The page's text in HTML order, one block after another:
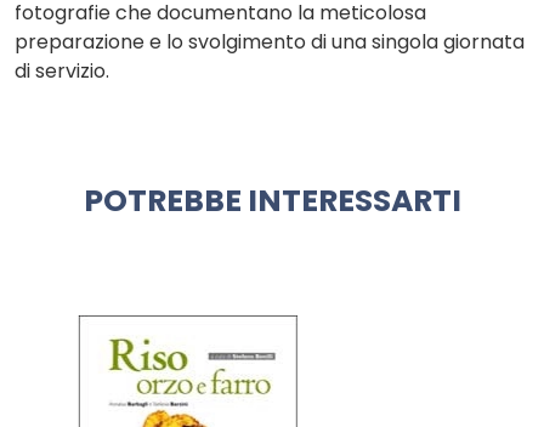
fotografie che documentano la meticolosa
preparazione e lo svolgimento di una singola giornata
di servizio.
POTREBBE INTERESSARTI